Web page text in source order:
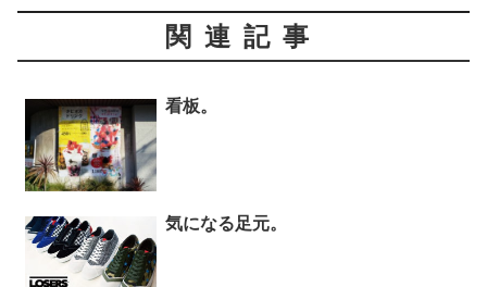
関連記事
看板。
気になる足元。